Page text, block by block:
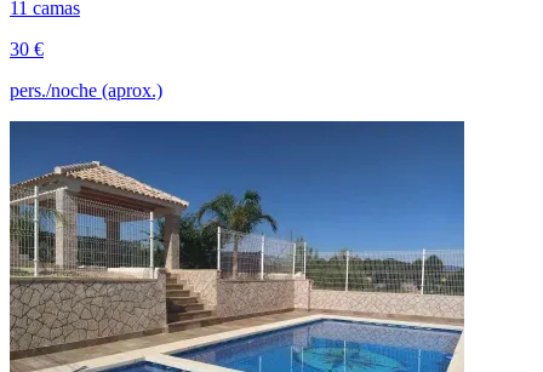
11 camas
30 €
pers./noche (aprox.)